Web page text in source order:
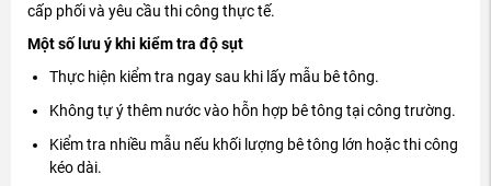
cấp phối và yêu cầu thi công thực tế.
Một số lưu ý khi kiểm tra độ sụt
Thực hiện kiểm tra ngay sau khi lấy mẫu bê tông.
Không tự ý thêm nước vào hỗn hợp bê tông tại công trường.
Kiểm tra nhiều mẫu nếu khối lượng bê tông lớn hoặc thi công
kéo dài.